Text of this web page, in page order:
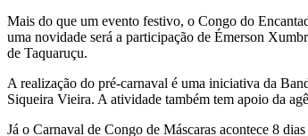
Mais do que um evento festivo, o Congo do
uma novidade será a participação de Émerson
de Taquaruçu.
A realização do pré-carnaval é uma iniciativa da
Siqueira Vieira. A atividade também tem apoio da
Já o Carnaval de Congo de Máscaras acontece 8